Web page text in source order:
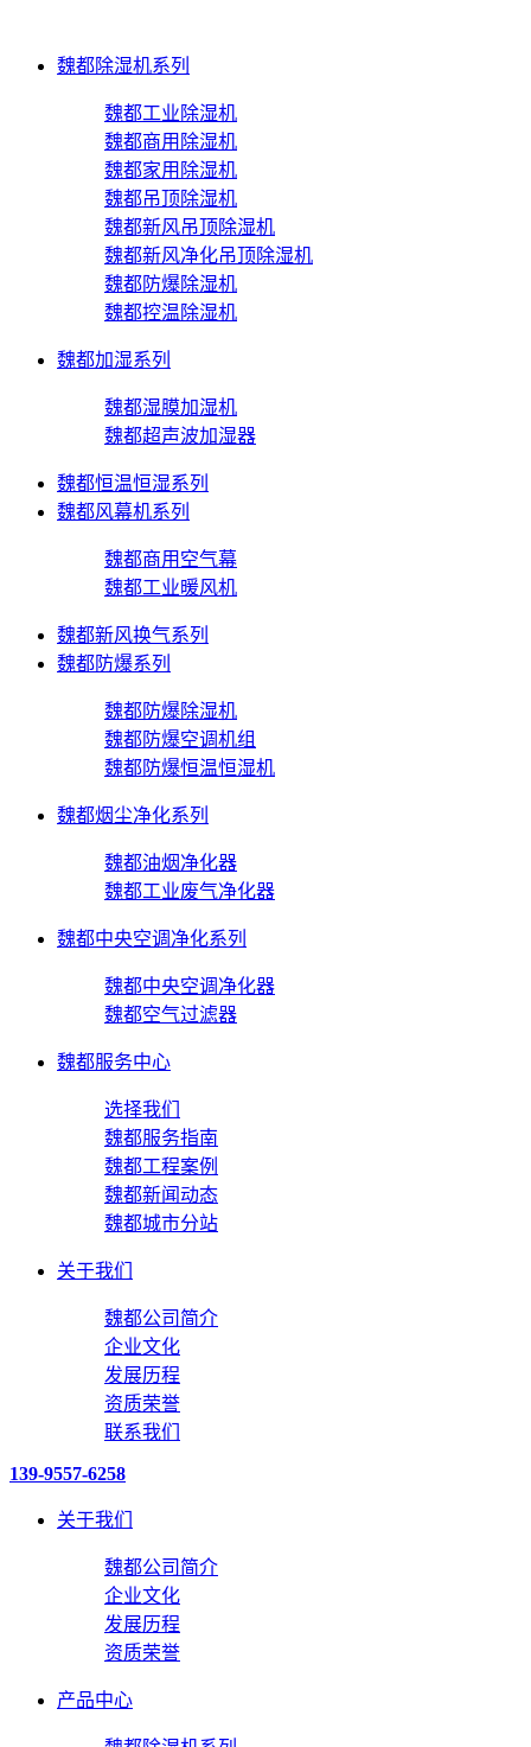
魏都除湿机系列
魏都工业除湿机
魏都商用除湿机
魏都家用除湿机
魏都吊顶除湿机
魏都新风吊顶除湿机
魏都新风净化吊顶除湿机
魏都防爆除湿机
魏都控温除湿机
魏都加湿系列
魏都湿膜加湿机
魏都超声波加湿器
魏都恒温恒湿系列
魏都风幕机系列
魏都商用空气幕
魏都工业暖风机
魏都新风换气系列
魏都防爆系列
魏都防爆除湿机
魏都防爆空调机组
魏都防爆恒温恒湿机
魏都烟尘净化系列
魏都油烟净化器
魏都工业废气净化器
魏都中央空调净化系列
魏都中央空调净化器
魏都空气过滤器
魏都服务中心
选择我们
魏都服务指南
魏都工程案例
魏都新闻动态
魏都城市分站
关于我们
魏都公司简介
企业文化
发展历程
资质荣誉
联系我们
139-9557-6258
关于我们
魏都公司简介
企业文化
发展历程
资质荣誉
产品中心